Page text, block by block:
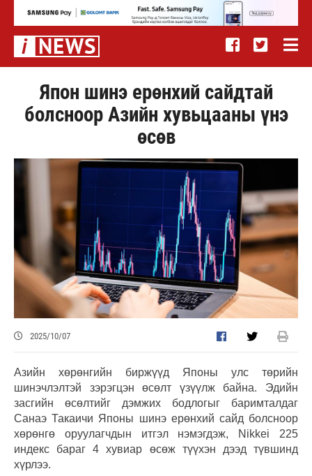
Япон шинэ ерөнхий сайдтай
болсноор Азийн хувьцааны үнэ
өсөв
2025/10/07
Азийн хөрөнгийн биржүүд Японы улс төрийн
шинэчлэлтэй зэрэгцэн өсөлт үзүүлж байна. Эдийн
засгийн өсөлтийг дэмжих бодлогыг баримталдаг
Санаэ Такаичи Японы шинэ ерөнхий сайд болсноор
хөрөнгө оруулагчдын итгэл нэмэгдэж, Nikkei 225
индекс бараг 4 хувиар өсөж түүхэн дээд түвшинд
хүрлээ.